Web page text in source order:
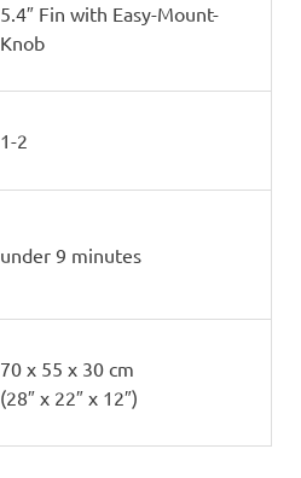
5.4″ Fin with Easy-Mount-
Knob
1-2
under 9 minutes
70 x 55 x 30 cm
(28″ x 22″ x 12″)